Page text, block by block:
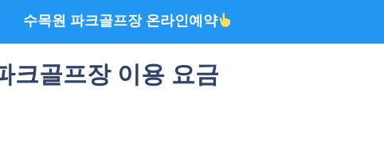
수목원 파크골프장 온라인예약
크골프장 이용 요금